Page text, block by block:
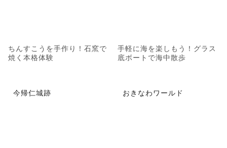
ちんすこうを手作り！石窯で
焼く本格体験
手軽に海を楽しもう！グラス
底ボートで海中散歩
今帰仁城跡 おきなわワールド